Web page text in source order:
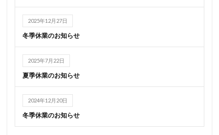
2025年12月27日
冬季休業のお知らせ
2025年7月22日
夏季休業のお知らせ
2024年12月20日
冬季休業のお知らせ